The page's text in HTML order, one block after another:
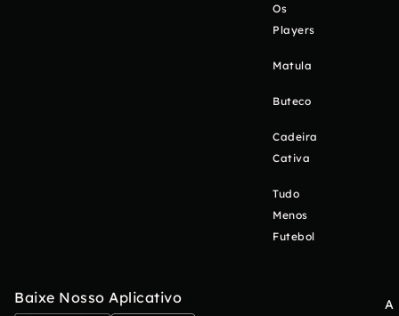
Os
Players
Matula
Buteco
Cadeira
Cativa
Tudo
Menos
Futebol
Baixe Nosso Aplicativo
A